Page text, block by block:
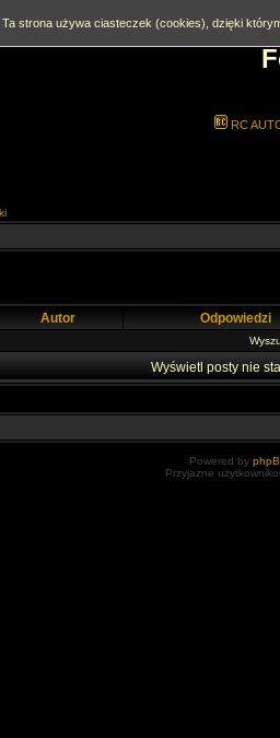
RC
Autor Odpowiedzi
Wyświetl posty nie
Powered by
Przyjazne
Ta strona używa ciasteczek (cookies), dzięki